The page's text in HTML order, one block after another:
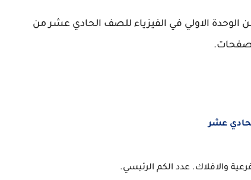
الوحدة الاولي في الفيزياء للصف الحادي عشر من
عشر